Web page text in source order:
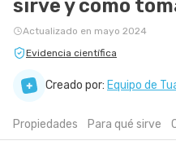
EMBARAZO
BIENESTAR
SIGUE TUA SAÚDE
sirve y cómo
Actualizado en mayo 2024
Evidencia científica
Creado por: Equipo de
Propiedades Para qué sirve